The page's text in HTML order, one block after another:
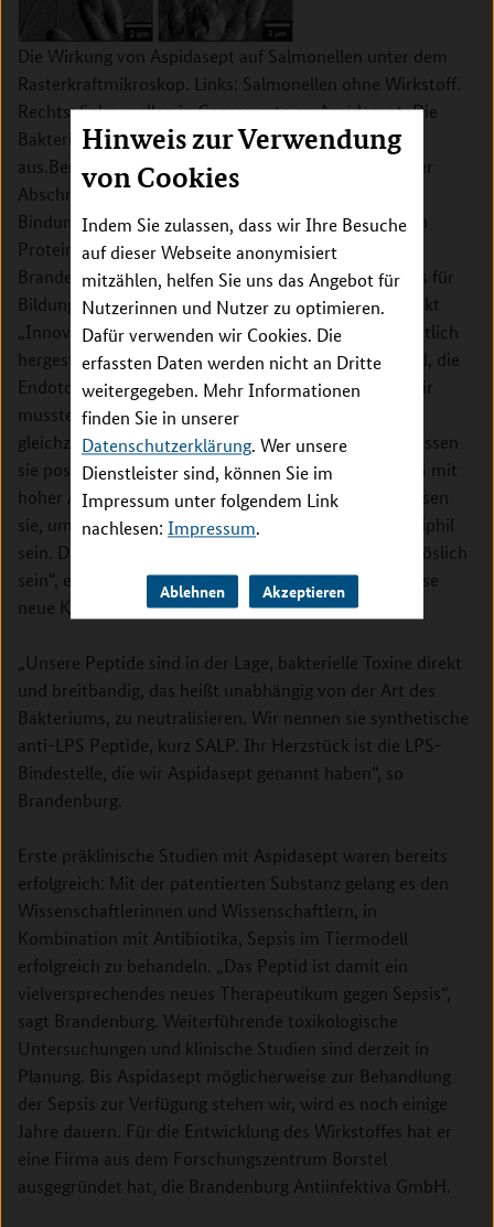
Hinweis zur Verwendung
von Cookies
Indem Sie zulassen, dass wir Ihre Besuche
auf dieser Webseite anonymisiert
mitzählen, helfen Sie uns das Angebot für
Nutzerinnen und Nutzer zu optimieren.
Dafür verwenden wir Cookies. Die
erfassten Daten werden nicht an Dritte
weitergegeben. Mehr Informationen
finden Sie in unserer
Datenschutzerklärung. Wer unsere
Dienstleister sind, können Sie im
Impressum unter folgendem Link
nachlesen: Impressum.
Ablehnen Akzeptieren
Die Wirkung von Aspidasept auf Salmonellen unter dem
Rasterkraftmikroskop. Links: Salmonellen ohne Wirkstoff.
Rechts: Salmonellen in Gegenwart von Aspidasept. Die
Bakterien ballen sich massiv zusammen und fließen
aus.Bereits in den 90er Jahren fanden Wissenschaftler
Abschnitte in Proteinen, die über genau diese
Bindungsfunktion für das LPS verfügen. Diese kleinen
Proteinabschnitte aus 20 bis 50 Aminosäuren hat
Brandenburg mit Förderung des Bundesministeriums für
Bildung und Forschung (BMBF) im Förderschwerpunkt
„Innovative Therapieverfahren“ charakterisiert, künstlich
hergestellt und so verändert, dass sie in der Lage sind, die
Endotoxin-Flut bei einer Sepsis zu neutralisieren. „Wir
mussten Peptide, also kurze Proteine, herstellen, die
gleichzeitig mehrere Funktionen erfüllen: Erstens müssen
sie positiv geladen sein, um das negativ geladene LPS mit
hoher Affinität binden zu können. Und zweitens müssen
sie, um wirkungsvoll zu reagieren, wie das LPS amphiphil
sein. Das heißt sie müssen wasser- und zugleich fettlöslich
sein“, erklärt Brandenburg. Tatsächlich gelang es, diese
neue Klasse von Wirkstoffen zu entwickeln.
„Unsere Peptide sind in der Lage, bakterielle Toxine direkt
und breitbandig, das heißt unabhängig von der Art des
Bakteriums, zu neutralisieren. Wir nennen sie synthetische
anti-LPS Peptide, kurz SALP. Ihr Herzstück ist die LPS-
Bindestelle, die wir Aspidasept genannt haben“, so
Brandenburg.
Erste präklinische Studien mit Aspidasept waren bereits
erfolgreich: Mit der patentierten Substanz gelang es den
Wissenschaftlerinnen und Wissenschaftlern, in
Kombination mit Antibiotika, Sepsis im Tiermodell
erfolgreich zu behandeln. „Das Peptid ist damit ein
vielversprechendes neues Therapeutikum gegen Sepsis“,
sagt Brandenburg. Weiterführende toxikologische
Untersuchungen und klinische Studien sind derzeit in
Planung. Bis Aspidasept möglicherweise zur Behandlung
der Sepsis zur Verfügung stehen wir, wird es noch einige
Jahre dauern. Für die Entwicklung des Wirkstoffes hat er
eine Firma aus dem Forschungszentrum Borstel
ausgegründet hat, die Brandenburg Antiinfektiva GmbH.